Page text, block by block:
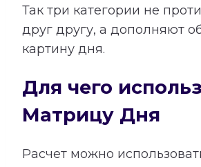
Так три категории не
друг другу, а дополняют
картину дня.
Для чего
Матрицу Дня
Расчет можно